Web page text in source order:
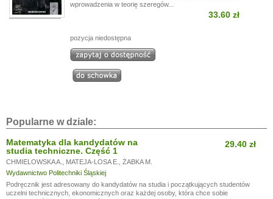
wprowadzenia w teorię szeregów...
33.60 zł
pozycja niedostępna
Popularne w dziale:
Matematyka dla kandydatów na
studia techniczne. Część 1
CHMIELOWSKA A. MATEJA-LOSA E.
ŻABKA M.
Wydawnictwo Politechniki Śląskiej
29.40 zł
Podręcznik jest adresowany do kandydatów na studia i początkujących studentów
uczelni technicznych, ekonomicznych oraz każdej osoby, która chce sobie